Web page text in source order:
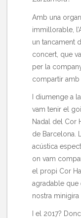
Amb una
immillorable,
un tancament
concert, que
per la
compartir amb
I diumenge a
vam tenir el
Nadal del Cor
de Barcelona.
acústica
on vam
el propi Cor
agradable que
nostra
I el 2017?